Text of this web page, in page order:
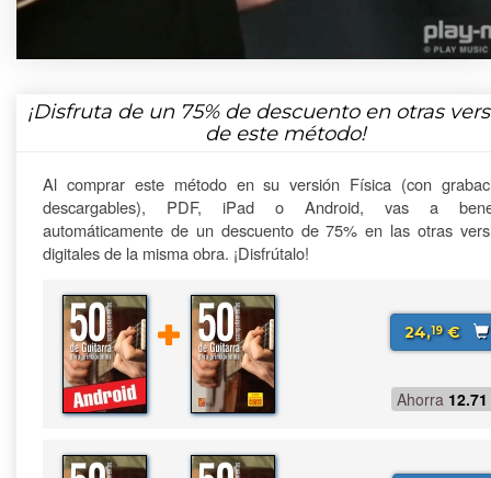
¡Disfruta de un 75%de descuento en otras
de este método!
Al comprar este método en su versión Física (con
descargables), PDF, iPad o Android, vas a
automáticamente de un descuento de 75% en las otras
digitales de la misma obra. ¡Disfrútalo!
24,19€
Ahorra 12.71